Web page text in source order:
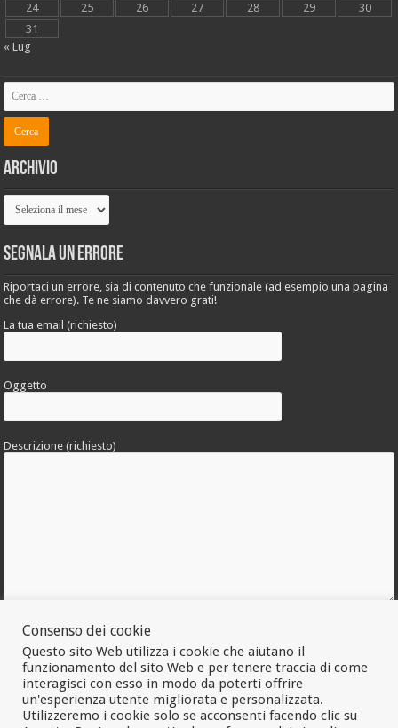
24
25 26 27 28 29
30
31
« Lug
Archivio
Archivio
Segnala un errore
Riportaci un errore, sia di contenuto che funzionale (ad esempio una pagina
che dà errore). Te ne siamo davvero grati!
La tua email (richiesto)
Oggetto
Descrizione (richiesto)
Allega una foto dell'errore
Consenso dei cookie
Questo sito Web utilizza i cookie che aiutano il
funzionamento del sito Web e per tenere traccia di come
interagisci con esso in modo da poterti offrire
un'esperienza utente migliorata e personalizzata.
Utilizzeremo i cookie solo se acconsenti facendo clic su